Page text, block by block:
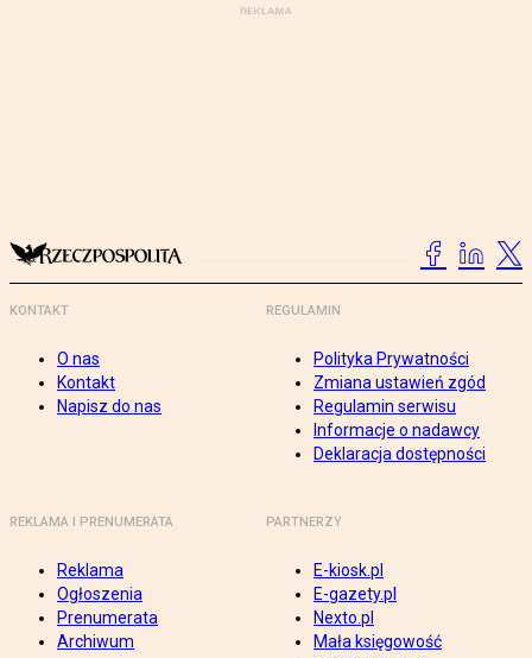
KONTAKT
O nas
Kontakt
Napisz do nas
REGULAMIN
Polityka Prywatności
Zmiana ustawień zgód
Regulamin serwisu
Informacje o nadawcy
Deklaracja dostępności
REKLAMA I PRENUMERATA
Reklama
Ogłoszenia
Prenumerata
Archiwum
PARTNERZY
E-kiosk.pl
E-gazety.pl
Nexto.pl
Mała księgowość